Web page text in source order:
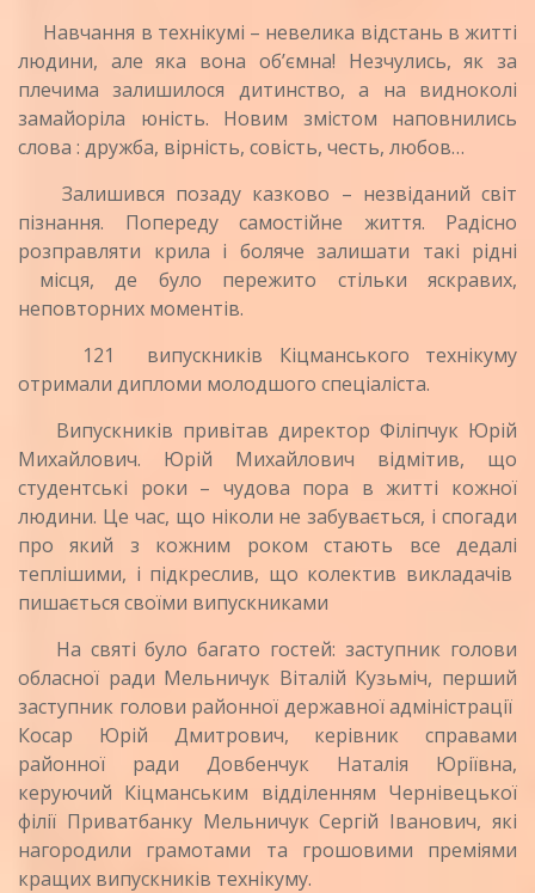
Навчання в технікумі – невелика відстань в житті
людини, але яка вона об’ємна! Незчулись, як за
плечима залишилося дитинство, а на видноколі
замайоріла юність. Новим змістом наповнились
слова : дружба, вірність, совість, честь, любов…
Залишився позаду казково – незвіданий світ
пізнання. Попереду самостійне життя. Радісно
розправляти крила і боляче залишати такі рідні
місця, де було пережито стільки яскравих,
неповторних моментів.
121 випускників Кіцманського технікуму
отримали дипломи молодшого спеціаліста.
Випускників привітав директор Філіпчук Юрій
Михайлович. Юрій Михайлович відмітив, що
студентські роки – чудова пора в житті кожної
людини. Це час, що ніколи не забувається, і спогади
про який з кожним роком стають все дедалі
теплішими, і підкреслив, що колектив викладачів
пишається своїми випускниками
На святі було багато гостей: заступник голови
обласної ради Мельничук Віталій Кузьміч, перший
заступник голови районної державної адміністрації
Косар Юрій Дмитрович, керівник справами
районної ради Довбенчук Наталія Юріївна,
керуючий Кіцманським відділенням Чернівецької
філії Приватбанку Мельничук Сергій Іванович, які
нагородили грамотами та грошовими преміями
кращих випускників технікуму.